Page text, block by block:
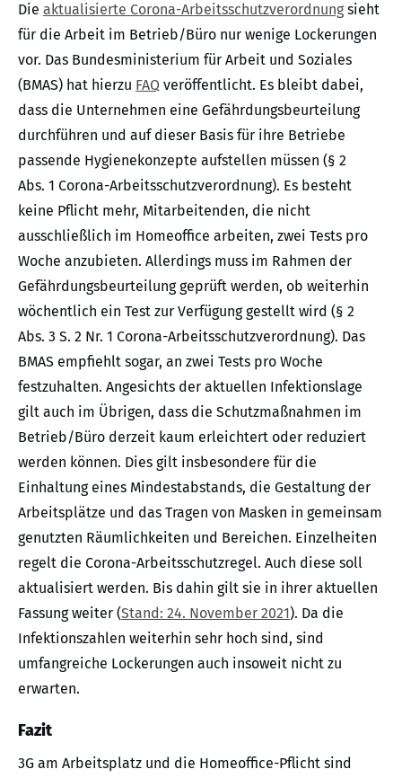
Die aktualisierte Corona-Arbeitsschutzverordnungsieht
für die Arbeit im Betrieb/Büro nur wenige Lockerungen
vor. Das Bundesministerium für Arbeit und Soziales
(BMAS) hat hierzu FAQ veröffentlicht. Es bleibt dabei,
dass die Unternehmen eine Gefährdungsbeurteilung
durchführen und auf dieser Basis für ihre Betriebe
passende Hygienekonzepte aufstellen müssen (§ 2
Abs. 1 Corona-Arbeitsschutzverordnung). Es besteht
keine Pflicht mehr, Mitarbeitenden, die nicht
ausschließlich im Homeoffice arbeiten, zwei Tests pro
Woche anzubieten. Allerdings muss im Rahmen der
Gefährdungsbeurteilung geprüft werden, ob weiterhin
wöchentlich ein Test zur Verfügung gestellt wird (§ 2
Abs. 3 S. 2 Nr. 1 Corona-Arbeitsschutzverordnung). Das
BMAS empfiehlt sogar, an zwei Tests pro Woche
festzuhalten. Angesichts der aktuellen Infektionslage
gilt auch im Übrigen, dass die Schutzmaßnahmen im
Betrieb/Büro derzeit kaum erleichtert oder reduziert
werden können. Dies gilt insbesondere für die
Einhaltung eines Mindestabstands, die Gestaltung der
Arbeitsplätze und das Tragen von Masken in gemeinsam
genutzten Räumlichkeiten und Bereichen. Einzelheiten
regelt die Corona-Arbeitsschutzregel. Auch diese soll
aktualisiert werden. Bis dahin gilt sie in ihrer aktuellen
Fassung weiter (Stand: 24. November 2021). Da die
Infektionszahlen weiterhin sehr hoch sind, sind
umfangreiche Lockerungen auch insoweit nicht zu
erwarten.
Fazit
3G am Arbeitsplatz und die Homeoffice-Pflicht sind